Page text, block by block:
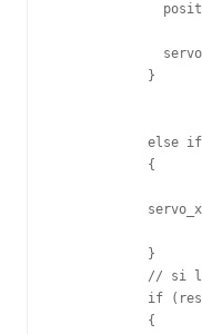
            }
else
            {
            }
// si
if
            {